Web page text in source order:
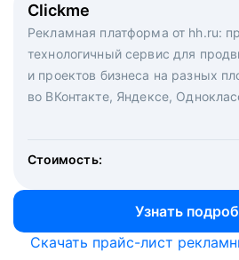
Clickme
Рекламная платформа от hh.ru:
технологичный сервис для
и проектов бизнеса на разных
во ВКонтакте, Яндексе,
Стоимость:
Узнать
Вакансия дня
Рекламный формат для вакансий
hh.ru. Увеличивает количество
Массовый подбор под ключ.
кандидатов и когда вам нужно, и
маркетологи, рекрутеры и
hh.ru с целым набором digital-
Скачать прайс-лист